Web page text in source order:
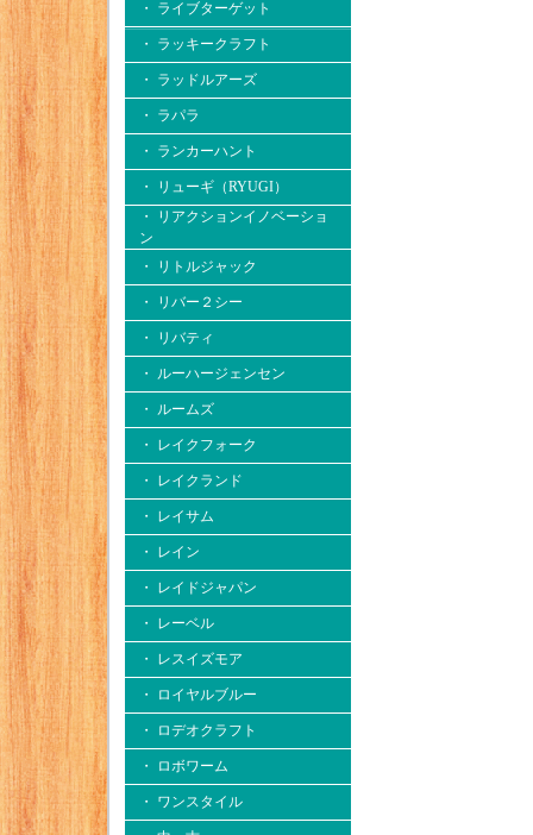
・ ライブターゲット
・ ラッキークラフト
・ ラッドルアーズ
・ ラパラ
・ ランカーハント
・ リューギ（RYUGI）
・ リアクションイノベーショ
ン
・ リトルジャック
・ リバー２シー
・ リバティ
・ ルーハージェンセン
・ ルームズ
・ レイクフォーク
・ レイクランド
・ レイサム
・ レイン
・ レイドジャパン
・ レーベル
・ レスイズモア
・ ロイヤルブルー
・ ロデオクラフト
・ ロボワーム
・ ワンスタイル